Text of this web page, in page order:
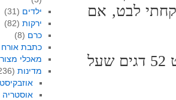
לבט, אם
כמו תמיד, ספרי מתכוני הדגים שעל המדף ופרויקט 52 דגים שעל
ילדים (31)
ירקות(82)
כרם (8)
כתבת אורח
מאכלי מצור
מדינות(236)
אוסטריה